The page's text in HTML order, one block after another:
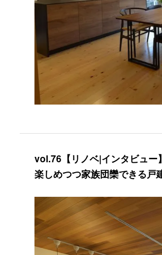
vol.76【リノベ|インタビュ
楽しめつつ家族団欒できる戸